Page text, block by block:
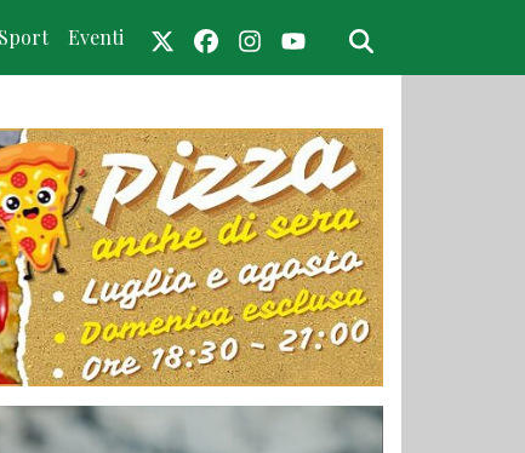
Sport Eventi